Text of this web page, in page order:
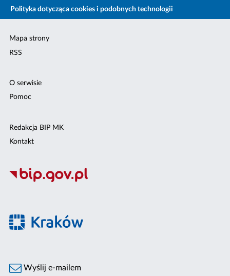
Polityka dotycząca cookies i podobnych technologii
Mapa strony
RSS
O serwisie
Pomoc
Redakcja BIP MK
Kontakt
Wyślij e-mailem